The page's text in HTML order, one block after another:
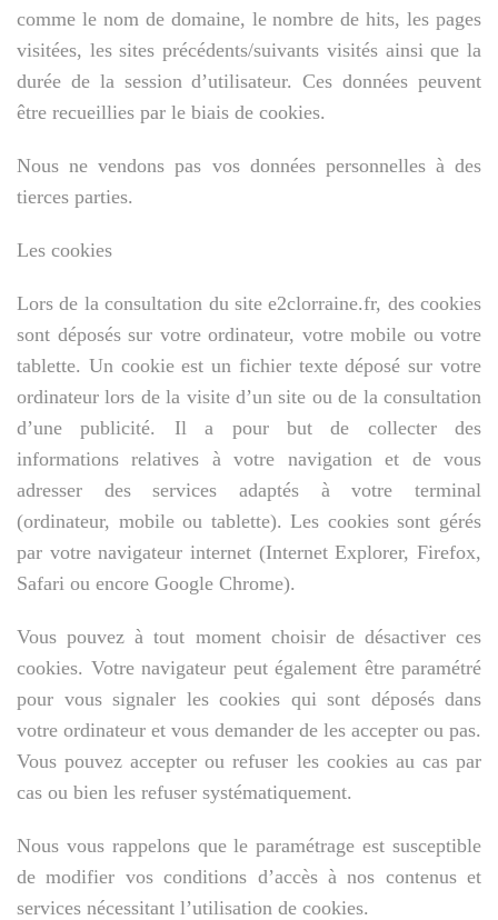
comme le nom de domaine, le nombre de hits, les pages
visitées, les sites précédents/suivants visités ainsi que la
durée de la session d’utilisateur. Ces données peuvent
être recueillies par le biais de cookies.
Nous ne vendons pas vos données personnelles à des
tierces parties.
Les cookies
Lors de la consultation du site e2clorraine.fr, des cookies
sont déposés sur votre ordinateur, votre mobile ou votre
tablette. Un cookie est un fichier texte déposé sur votre
ordinateur lors de la visite d’un site ou de la consultation
d’une publicité. Il a pour but de collecter des
informations relatives à votre navigation et de vous
adresser des services adaptés à votre terminal
(ordinateur, mobile ou tablette). Les cookies sont gérés
par votre navigateur internet (Internet Explorer, Firefox,
Safari ou encore Google Chrome).
Vous pouvez à tout moment choisir de désactiver ces
cookies. Votre navigateur peut également être paramétré
pour vous signaler les cookies qui sont déposés dans
votre ordinateur et vous demander de les accepter ou pas.
Vous pouvez accepter ou refuser les cookies au cas par
cas ou bien les refuser systématiquement.
Nous vous rappelons que le paramétrage est susceptible
de modifier vos conditions d’accès à nos contenus et
services nécessitant l’utilisation de cookies.